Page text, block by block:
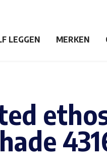
LEGGEN MERKEN